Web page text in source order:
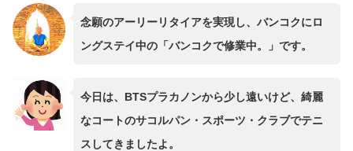
念願のアーリーリタイアを実現し、バンコクにロ
ングステイ中の「バンコクで修業中。」です。
今日は、BTSプラカノンから少し遠いけど、綺麗
なコートのサコルパン・スポーツ・クラブでテニ
スしてきましたよ。